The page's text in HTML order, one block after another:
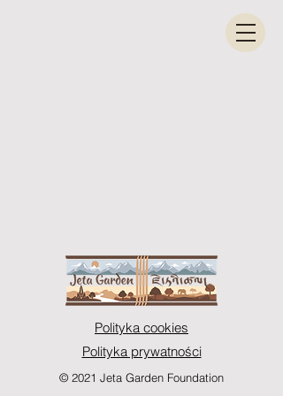
Polityka cookies
Polityka prywatności
© 2021 Jeta Garden Foundation